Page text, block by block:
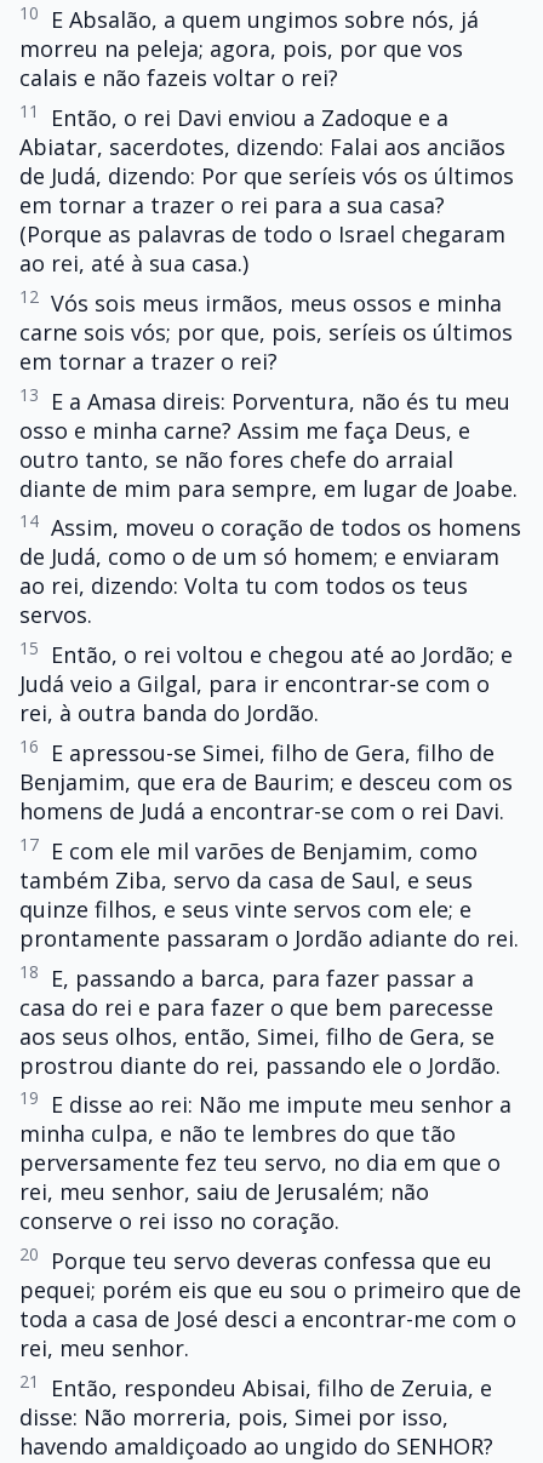
10
E Absalão, a quem ungimos sobre nós, já
morreu na peleja; agora, pois, por que vos
calais e não fazeis voltar o rei?
11
Então, o rei Davi enviou a Zadoque e a
Abiatar, sacerdotes, dizendo: Falai aos anciãos
de Judá, dizendo: Por que seríeis vós os últimos
em tornar a trazer o rei para a sua casa?
(Porque as palavras de todo o Israel chegaram
ao rei, até à sua casa.)
12 Vós sois meus irmãos, meus ossos e minha
carne sois vós; por que, pois, seríeis os últimos
em tornar a trazer o rei?
13
E a Amasa direis: Porventura, não és tu meu
osso e minha carne? Assim me faça Deus, e
outro tanto, se não fores chefe do arraial
diante de mim para sempre, em lugar de Joabe.
14 Assim, moveu o coração de todos os homens
de Judá, como o de um só homem; e enviaram
ao rei, dizendo: Volta tu com todos os teus
servos.
15
Então, o rei voltou e chegou até ao Jordão; e
Judá veio a Gilgal, para ir encontrar-se com o
rei, à outra banda do Jordão.
16
E apressou-se Simei, filho de Gera, filho de
Benjamim, que era de Baurim; e desceu com os
homens de Judá a encontrar-se com o rei Davi.
17
E com ele mil varões de Benjamim, como
também Ziba, servo da casa de Saul, e seus
quinze filhos, e seus vinte servos com ele; e
prontamente passaram o Jordão adiante do rei.
18
E, passando a barca, para fazer passar a
casa do rei e para fazer o que bem parecesse
aos seus olhos, então, Simei, filho de Gera, se
prostrou diante do rei, passando ele o Jordão.
19
E disse ao rei: Não me impute meu senhor a
minha culpa, e não te lembres do que tão
perversamente fez teu servo, no dia em que o
rei, meu senhor, saiu de Jerusalém; não
conserve o rei isso no coração.
20
Porque teu servo deveras confessa que eu
pequei; porém eis que eu sou o primeiro que de
toda a casa de José desci a encontrar-me com o
rei, meu senhor.
21
Então, respondeu Abisai, filho de Zeruia, e
disse: Não morreria, pois, Simei por isso,
havendo amaldiçoado ao ungido do SENHOR?